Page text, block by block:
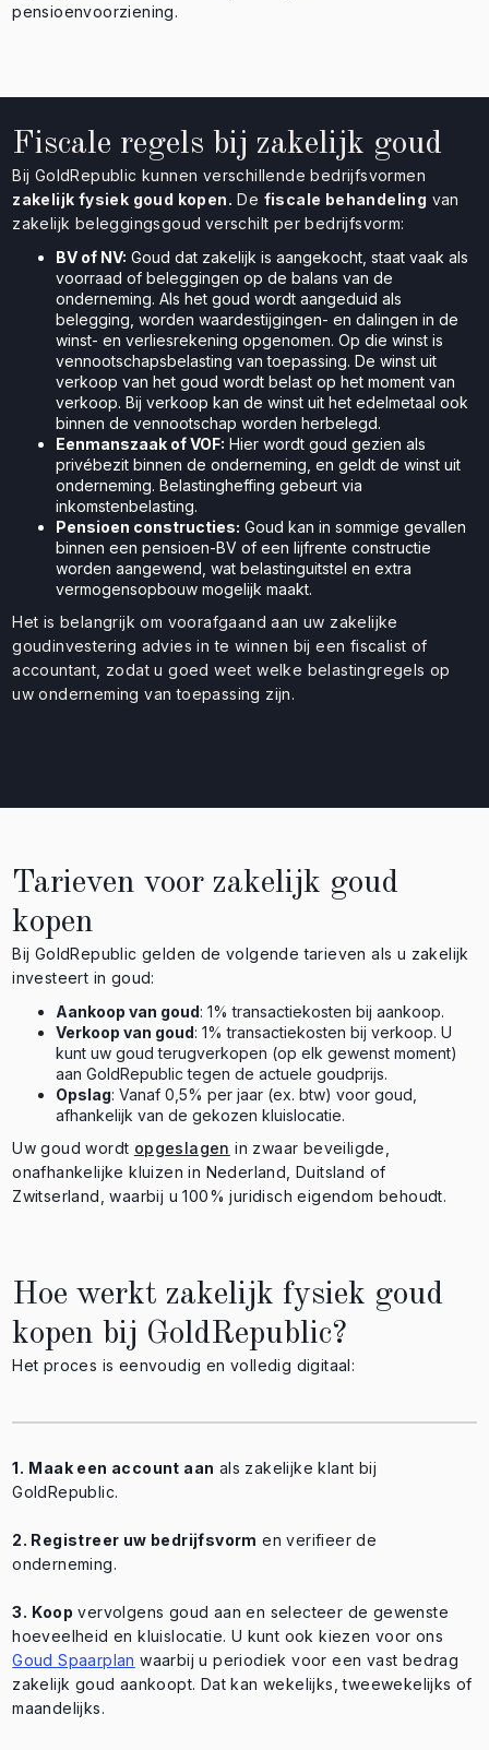
pensioenvoorziening.
Fiscale regels bij zakelijk goud
Bij GoldRepublic kunnen verschillende bedrijfsvormen
zakelijk fysiek goud kopen. De fiscale behandeling van
zakelijk beleggingsgoud verschilt per bedrijfsvorm:
BV of NV: Goud dat zakelijk is aangekocht, staat vaak als
voorraad of beleggingen op de balans van de
onderneming. Als het goud wordt aangeduid als
belegging, worden waardestijgingen- en dalingen in de
winst- en verliesrekening opgenomen. Op die winst is
vennootschapsbelasting van toepassing. De winst uit
verkoop van het goud wordt belast op het moment van
verkoop. Bij verkoop kan de winst uit het edelmetaal ook
binnen de vennootschap worden herbelegd.
Eenmanszaak of VOF: Hier wordt goud gezien als
privébezit binnen de onderneming, en geldt de winst uit
onderneming. Belastingheffing gebeurt via
inkomstenbelasting.
Pensioen constructies: Goud kan in sommige gevallen
binnen een pensioen-BV of een lijfrente constructie
worden aangewend, wat belastinguitstel en extra
vermogensopbouw mogelijk maakt.
Het is belangrijk om voorafgaand aan uw zakelijke
goudinvestering advies in te winnen bij een fiscalist of
accountant, zodat u goed weet welke belastingregels op
uw onderneming van toepassing zijn.
Tarieven voor zakelijk goud
kopen
Bij GoldRepublic gelden de volgende tarieven als u zakelijk
investeert in goud:
Aankoop van goud: 1% transactiekosten bij aankoop.
Verkoop van goud: 1% transactiekosten bij verkoop. U
kunt uw goud terugverkopen (op elk gewenst moment)
aan GoldRepublic tegen de actuele goudprijs.
Opslag: Vanaf 0,5% per jaar (ex. btw) voor goud,
afhankelijk van de gekozen kluislocatie.
Uw goud wordt opgeslagen in zwaar beveiligde,
onafhankelijke kluizen in Nederland, Duitsland of
Zwitserland, waarbij u 100% juridisch eigendom behoudt.
Hoe werkt zakelijk fysiek goud
kopen bij GoldRepublic?
Het proces is eenvoudig en volledig digitaal:
1. Maak een account aan als zakelijke klant bij
GoldRepublic.
2. Registreer uw bedrijfsvorm en verifieer de
onderneming.
3. Koop vervolgens goud aan en selecteer de gewenste
hoeveelheid en kluislocatie. U kunt ook kiezen voor ons
Goud Spaarplan waarbij u periodiek voor een vast bedrag
zakelijk goud aankoopt. Dat kan wekelijks, tweewekelijks of
maandelijks.